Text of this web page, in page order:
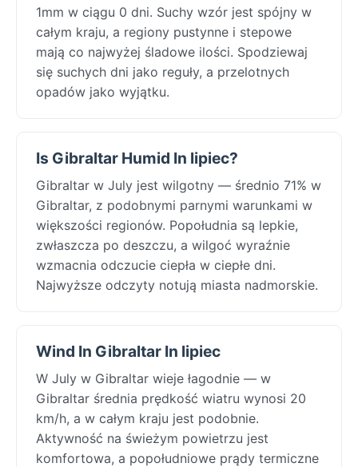
1mm w ciągu 0 dni. Suchy wzór jest spójny w
całym kraju, a regiony pustynne i stepowe
mają co najwyżej śladowe ilości. Spodziewaj
się suchych dni jako reguły, a przelotnych
opadów jako wyjątku.
Is Gibraltar Humid In lipiec?
Gibraltar w July jest wilgotny — średnio 71% w
Gibraltar, z podobnymi parnymi warunkami w
większości regionów. Popołudnia są lepkie,
zwłaszcza po deszczu, a wilgoć wyraźnie
wzmacnia odczucie ciepła w ciepłe dni.
Najwyższe odczyty notują miasta nadmorskie.
Wind In Gibraltar In lipiec
W July w Gibraltar wieje łagodnie — w
Gibraltar średnia prędkość wiatru wynosi 20
km/h, a w całym kraju jest podobnie.
Aktywność na świeżym powietrzu jest
komfortowa, a popołudniowe prądy termiczne